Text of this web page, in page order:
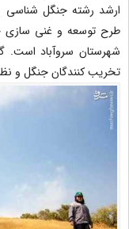
ارشد رشته جنگل شناسی
شهرستان سروآباد است.
تخریب کنندگان جنگل و